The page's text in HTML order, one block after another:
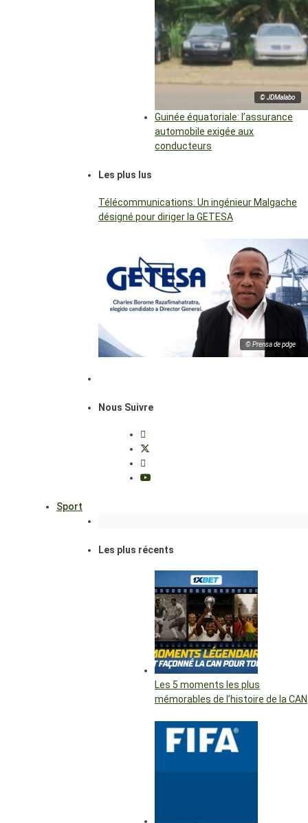
© JDMalabo
Guinée équatoriale: l’assurance
automobile exigée aux
conducteurs
Les plus lus
Télécommunications: Un ingénieur Malgache
désigné pour diriger la GETESA
© Prensa de pdge
Nous Suivre
Sport
Les plus récents
Les 5 moments les plus
mémorables de l’histoire de la CAN